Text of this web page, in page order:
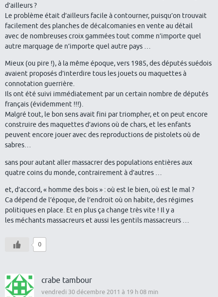
d’ailleurs ?
Le problème était d’ailleurs facile à contourner, puisqu’on trouvait
facilement des planches de décalcomanies en vente au détail
avec de nombreuses croix gammées tout comme n’importe quel
autre marquage de n’importe quel autre pays …
Mieux (ou pire !), à la même époque, vers 1985, des députés suédois
avaient proposés d’interdire tous les jouets ou maquettes à
connotation guerrière.
Ils ont été suivi immédiatement par un certain nombre de députés
français (évidemment !!!).
Malgré tout, le bon sens avait fini par triompher, et on peut encore
construire des maquettes d’avions où de chars, et les enfants
peuvent encore jouer avec des reproductions de pistolets où de
sabres…
sans pour autant aller massacrer des populations entières aux
quatre coins du monde, contrairement à d’autres …
et, d’accord, « homme des bois » : où est le bien, où est le mal ?
Ca dépend de l’époque, de l’endroit où on habite, des régimes
politiques en place. Et en plus ça change très vite ! Il y a
les méchants massacreurs et aussi les gentils massacreurs …
0
crabe tambour
vendredi 30 décembre 2011 à 19 h 08 min